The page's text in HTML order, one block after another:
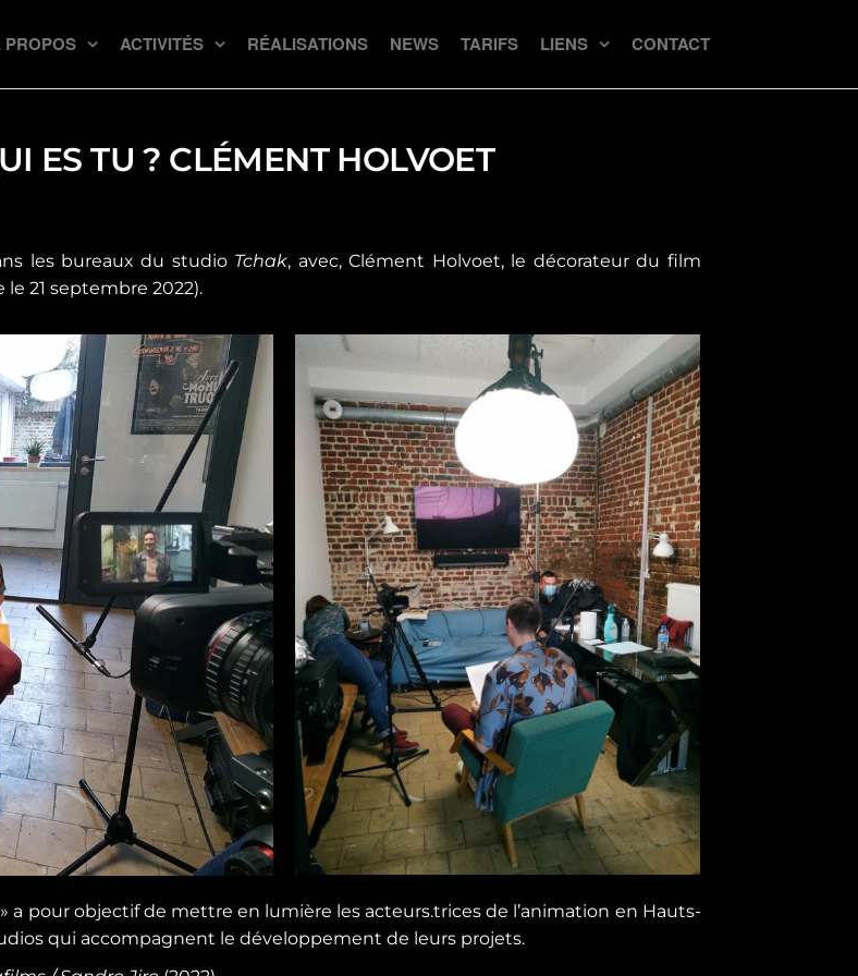
PROPOS ACTIVITÉS RÉALISATIONS NEWS TARIFS LIENS CONTACT
ES TU ? CLÉMENT HOLVOET
les bureaux du studio Tchak, avec, Clément Holvoet, le décorateur du film
le 21 septembre 2022).
a pour objectif de mettre en lumière les acteurs.trices de l’animation en Hauts-
qui accompagnent le développement de leurs projets.